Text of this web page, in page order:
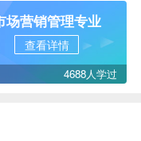
场营销管理专业
查看详情
4688人学过